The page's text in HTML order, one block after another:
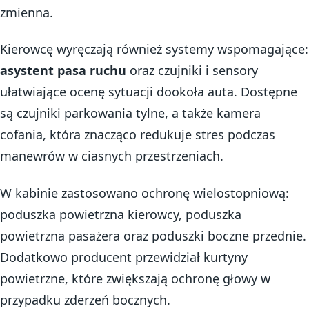
zmienna.
Kierowcę wyręczają również systemy wspomagające:
asystent pasa ruchu oraz czujniki i sensory
ułatwiające ocenę sytuacji dookoła auta. Dostępne
są czujniki parkowania tylne, a także kamera
cofania, która znacząco redukuje stres podczas
manewrów w ciasnych przestrzeniach.
W kabinie zastosowano ochronę wielostopniową:
poduszka powietrzna kierowcy, poduszka
powietrzna pasażera oraz poduszki boczne przednie.
Dodatkowo producent przewidział kurtyny
powietrzne, które zwiększają ochronę głowy w
przypadku zderzeń bocznych.